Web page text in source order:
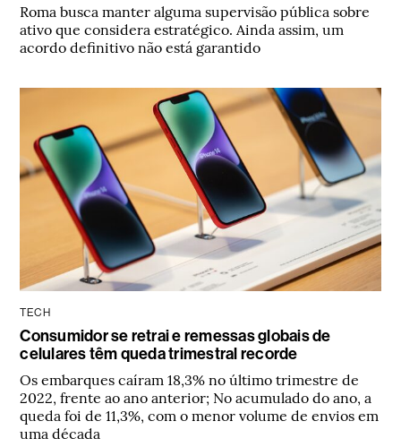
Roma busca manter alguma supervisão pública sobre
ativo que considera estratégico. Ainda assim, um
acordo definitivo não está garantido
TECH
Consumidor se retrai e remessas globais de
celulares têm queda trimestral recorde
Os embarques caíram 18,3% no último trimestre de
2022, frente ao ano anterior; No acumulado do ano, a
queda foi de 11,3%, com o menor volume de envios em
uma década